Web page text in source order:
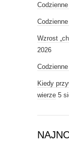
Wzrost
2026
Kiedy
wierze 5